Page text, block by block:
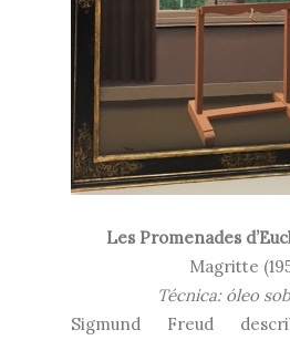
Les Promenades
Magritte
Técnica: óleo
Sigmund Freud